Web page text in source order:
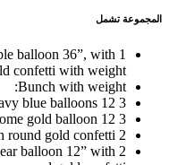
المجموعة تشمل
balloon 36”, with
confetti with weight
Bunch with weight:
3 latex navy blue balloons 12”
3 latex chrome gold balloon 12”
2 latex clear balloon 12” with round gold confetti
balloon 12” with